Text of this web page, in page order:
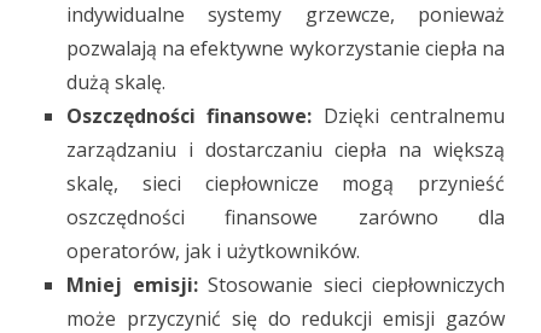
indywidualne systemy grzewcze, ponieważ
pozwalają na efektywne wykorzystanie ciepła na
dużą skalę.
Oszczędności finansowe: Dzięki centralnemu
zarządzaniu i dostarczaniu ciepła na większą
skalę, sieci ciepłownicze mogą przynieść
oszczędności finansowe zarówno dla
operatorów, jak i użytkowników.
Mniej emisji:Stosowanie sieci ciepłowniczych
może przyczynić się do redukcji emisji gazów